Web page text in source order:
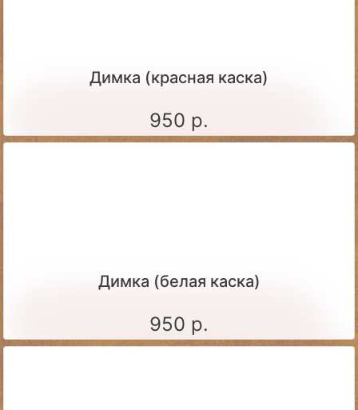
Димка (красная каска)
950 р.
Димка (белая каска)
950 р.